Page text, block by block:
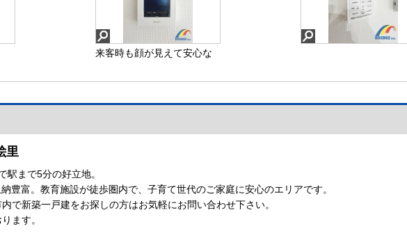
来客時も顔が見えて安心な
里
駅まで5分の好立地。
豊富。教育施設が徒歩圏内で、子育て世代のご家庭に安心のエリアです。
で新築一戸建をお探しの方はお気軽にお問い合わせ下さい。
ます。